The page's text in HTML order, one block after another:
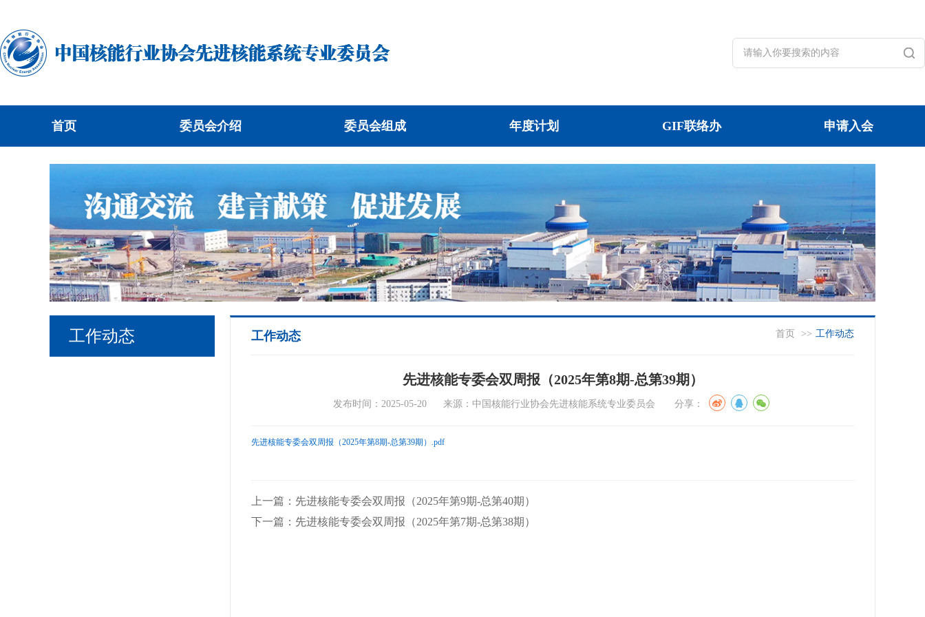
首页 委员会介绍 委员会组成 年度计划 GIF联络办 申请入会
工作动态 工作动态 首页 >> 工作动态
先进核能专委会双周报（2025年第8期-总第39期）
发布时间：2025-05-20 来源：中国核能行业协会先进核能系统专业委员会 分享：
先进核能专委会双周报（2025年第8期-总第39期）.pdf
上一篇：先进核能专委会双周报（2025年第9期-总第40期）
下一篇：先进核能专委会双周报（2025年第7期-总第38期）